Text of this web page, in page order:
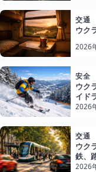
交通
ウク
2026
安全
ウク
イド
2026
交通
ウク
鉄、
2026